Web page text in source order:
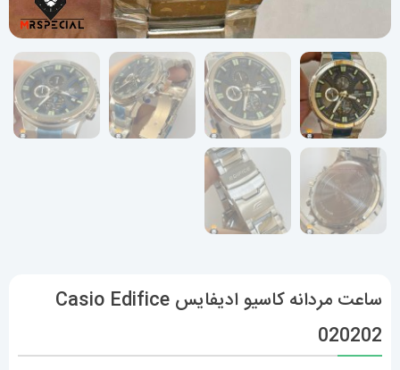
ساعت مردانه کاسیو ادیفایس Casio Edifice
020202